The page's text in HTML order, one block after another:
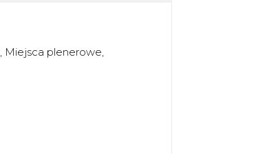
Miejsca plenerowe